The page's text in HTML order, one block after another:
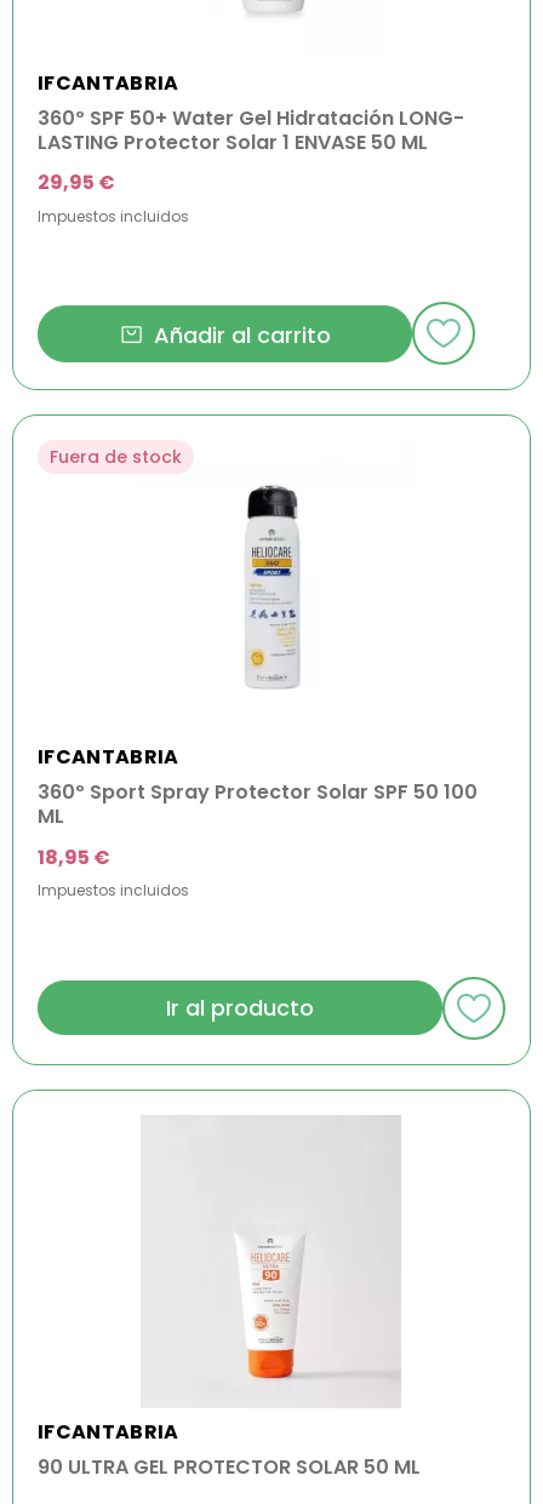
IFCANTABRIA
360º SPF 50+ Water Gel Hidratación LONG-
LASTING Protector Solar 1 ENVASE 50 ML
29,95 €
Impuestos incluidos
Añadir al carrito
Fuera de stock
IFCANTABRIA
360º Sport Spray Protector Solar SPF 50 100
ML
18,95 €
Impuestos incluidos
Ir al producto
IFCANTABRIA
90 ULTRA GEL PROTECTOR SOLAR 50 ML